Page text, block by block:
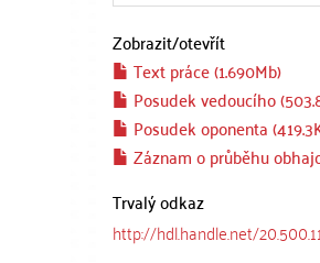
Zobrazit/otevřít
Text práce (1.690Mb)
Posudek vedoucího
Posudek oponenta
Záznam o průběhu
Trvalý odkaz
http://hdl.handle.net/